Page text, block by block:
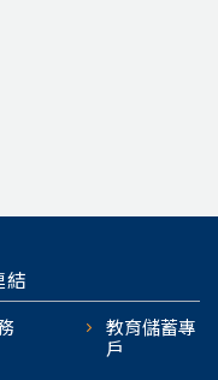
結
教育儲蓄專
戶